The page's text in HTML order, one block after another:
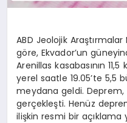
ABD Jeolojik
göre, Ekvador’un
Arenillas kasabasının
yerel saatle 19.05’te 5,5
meydana geldi.
gerçekleşti. Henüz
ilişkin resmi bir açıklama